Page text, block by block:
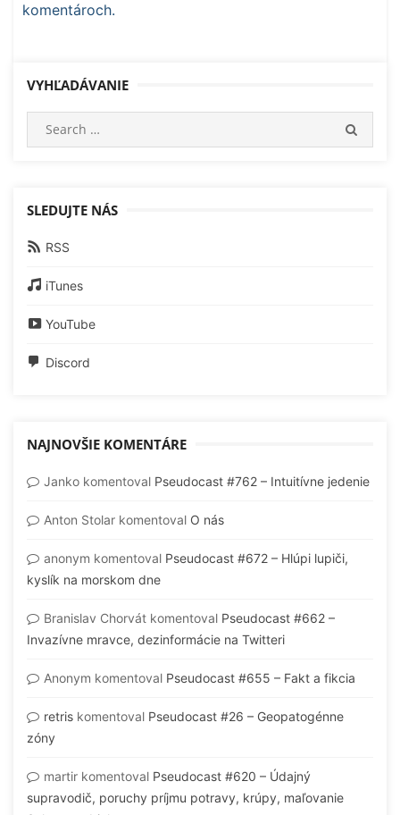
komentároch.
VYHĽADÁVANIE
SLEDUJTE NÁS
RSS
iTunes
YouTube
Discord
NAJNOVŠIE KOMENTÁRE
Janko komentoval Pseudocast #762 – Intuitívne jedenie
Anton Stolar komentoval O nás
anonym komentoval Pseudocast #672 – Hlúpi lupiči,
kyslík na morskom dne
Branislav Chorvát komentoval Pseudocast #662 –
Invazívne mravce, dezinformácie na Twitteri
Anonym komentoval Pseudocast #655 – Fakt a fikcia
retris komentoval Pseudocast #26 – Geopatogénne
zóny
martir komentoval Pseudocast #620 – Údajný
supravodič, poruchy príjmu potravy, krúpy, maľovanie